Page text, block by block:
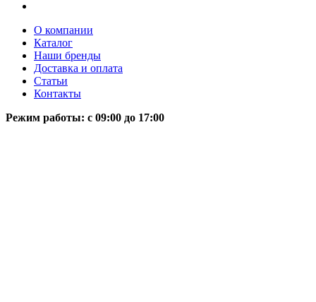
О компании
Каталог
Наши бренды
Доставка и оплата
Статьи
Контакты
Режим работы: c 09:00 до 17:00